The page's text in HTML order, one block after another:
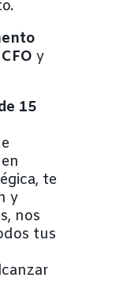
CFO y
15
te
y
nos
tus